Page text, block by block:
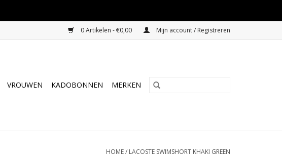
0 Artikelen - €0,00 Mijn account / Registreren
VROUWEN KADOBONNEN MERKEN
HOME/ LACOSTE SWIMSHORT KHAKI GREEN